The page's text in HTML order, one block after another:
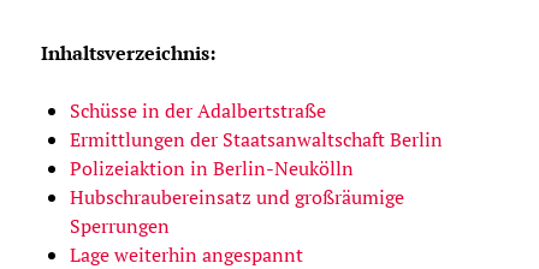
Inhaltsverzeichnis:
Schüsse in der Adalbertstraße
Ermittlungen der Staatsanwaltschaft Berlin
Polizeiaktion in Berlin-Neukölln
Hubschraubereinsatz und großräumige
Sperrungen
Lage weiterhin angespannt